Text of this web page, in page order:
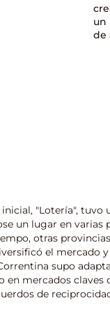
un
de
"Lotería", tuvo
un lugar en varias
otras
el mercado
supo
en mercados claves
de